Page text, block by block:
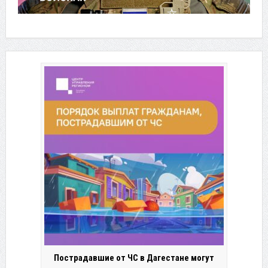
Пострадавшие от ЧС в Дагестане могут